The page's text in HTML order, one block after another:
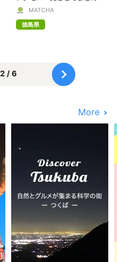
MATCHA
徳島県
2 / 6
More